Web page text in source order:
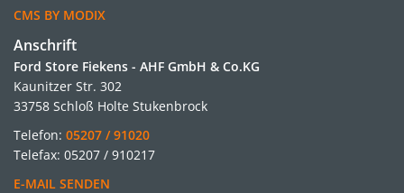
CMS BY MODIX
Anschrift
Ford Store Fiekens - AHF GmbH & Co.KG
Kaunitzer Str. 302
33758 Schloß Holte Stukenbrock
Telefon: 05207 / 91020
Telefax: 05207 / 910217
E-MAIL SENDEN